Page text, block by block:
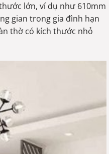
lớn, ví dụ như 610mm
gian trong gia đình hạn
thờ có kích thước nhỏ